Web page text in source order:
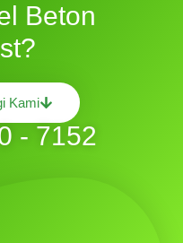
Beton
Kami
- 7152